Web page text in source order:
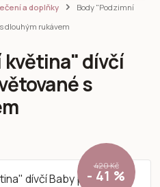
a doplňky
Body "Podzimní
dlouhým rukávem
květina" dívčí
s
420 Kč
- 41 %